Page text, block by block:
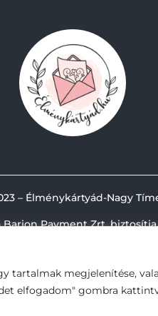
tartalmak megjelenítése,
elfogadom" gombra
– Élménykártyád-Nagy
Payment Zrt. biztosítja,